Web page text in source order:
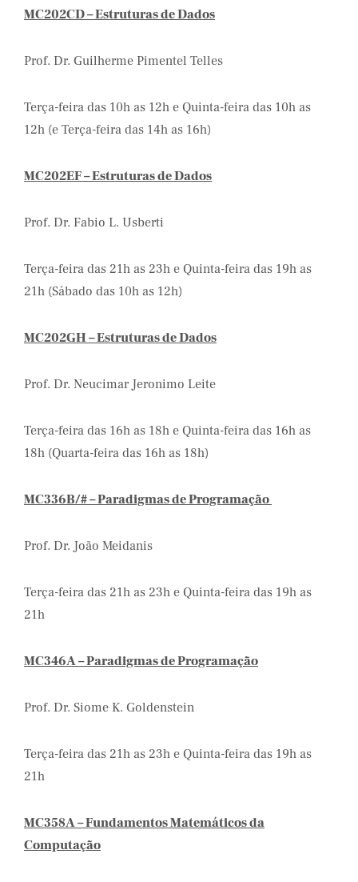
MC202CD – Estruturas de Dados
Prof. Dr. Guilherme Pimentel Telles
Terça-feira das 10h as 12h e Quinta-feira das 10h as
12h (e Terça-feira das 14h as 16h)
MC202EF – Estruturas de Dados
Prof. Dr. Fabio L. Usberti
Terça-feira das 21h as 23h e Quinta-feira das 19h as
21h (Sábado das 10h as 12h)
MC202GH – Estruturas de Dados
Prof. Dr. Neucimar Jeronimo Leite
Terça-feira das 16h as 18h e Quinta-feira das 16h as
18h (Quarta-feira das 16h as 18h)
MC336B/# – Paradigmas de Programação
Prof. Dr. João Meidanis
Terça-feira das 21h as 23h e Quinta-feira das 19h as
21h
MC346A – Paradigmas de Programação
Prof. Dr. Siome K. Goldenstein
Terça-feira das 21h as 23h e Quinta-feira das 19h as
21h
MC358A – Fundamentos Matemáticos da
Computação